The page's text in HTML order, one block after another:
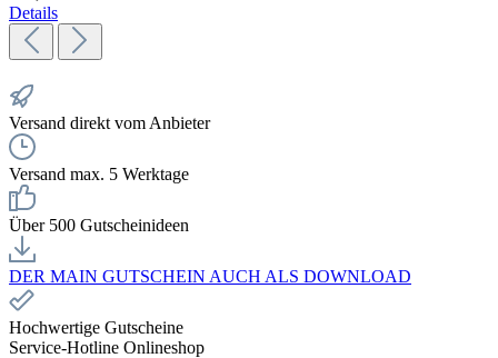
Details
Versand direkt vom Anbieter
Versand max. 5 Werktage
Über 500 Gutscheinideen
DER MAIN GUTSCHEIN AUCH ALS DOWNLOAD
Hochwertige Gutscheine
Service-Hotline Onlineshop